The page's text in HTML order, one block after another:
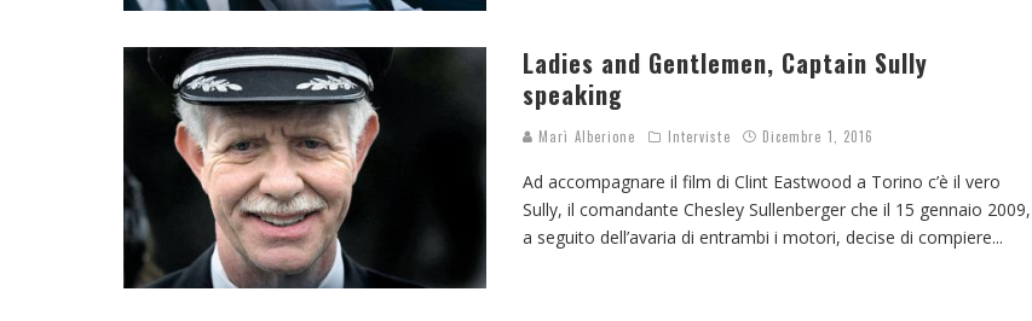
Ladies and Gentlemen, Captain Sully
speaking
Marì Alberione Interviste Dicembre 1, 2016
Ad accompagnare il film di Clint Eastwood a Torino c’è il vero
Sully, il comandante Chesley Sullenberger che il 15 gennaio 2009,
a seguito dell’avaria di entrambi i motori, decise di compiere...